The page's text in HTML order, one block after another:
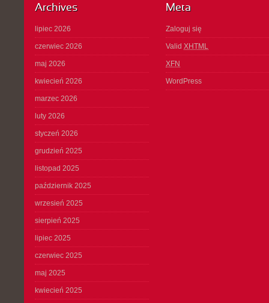
Archives
lipiec 2026
czerwiec 2026
maj 2026
kwiecień 2026
marzec 2026
luty 2026
styczeń 2026
grudzień 2025
listopad 2025
październik 2025
wrzesień 2025
sierpień 2025
lipiec 2025
czerwiec 2025
maj 2025
kwiecień 2025
Meta
Zaloguj się
Valid XHTML
XFN
WordPress